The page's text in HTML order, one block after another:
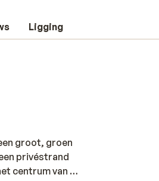
Ligging
groot, groen
privéstrand
centrum van de